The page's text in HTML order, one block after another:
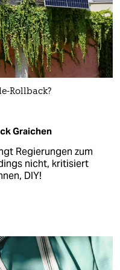
Rollback?
Graichen
Regierungen zum
nicht, kritisiert
DIY!